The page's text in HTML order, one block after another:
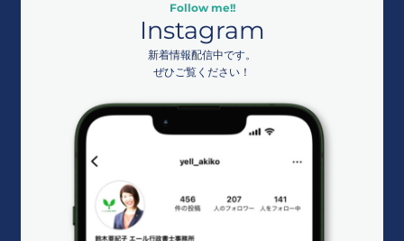
Follow me!!
Instagram
新着情報配信中です。
ぜひご覧ください！